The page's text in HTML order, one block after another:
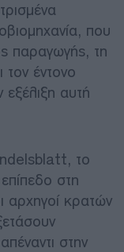
που
παραγωγής, τη
έντονο
εξέλιξη αυτή
το
στη
κρατών
στην